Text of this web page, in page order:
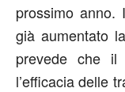
prossimo anno.
già aumentato
prevede che il
l’efficacia delle